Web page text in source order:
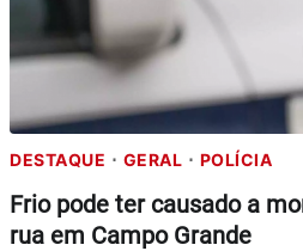
DESTAQUE GERAL POLÍCIA
Frio pode ter causado a
rua em Campo Grande